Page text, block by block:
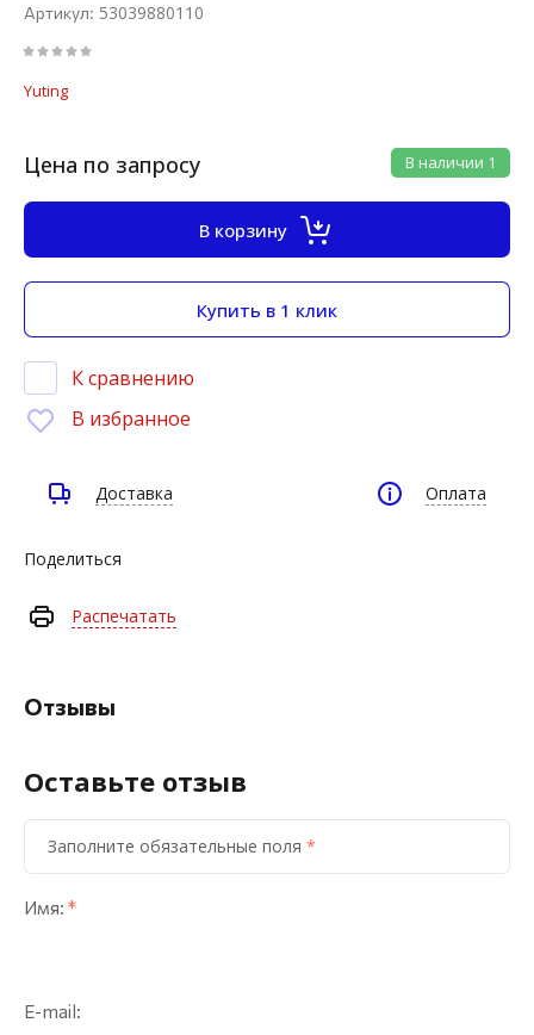
Артикул: 53039880110
Yuting
В наличии 1
Цена по запросу
В корзину
Купить в 1 клик
К сравнению
В избранное
Доставка Оплата
Поделиться
Распечатать
Отзывы
Оставьте отзыв
Заполните обязательные поля *
Имя: *
E-mail: